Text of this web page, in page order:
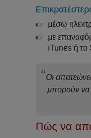
μέσω
με
iTunes ή το
Οι
μπορούν να
Πώς να